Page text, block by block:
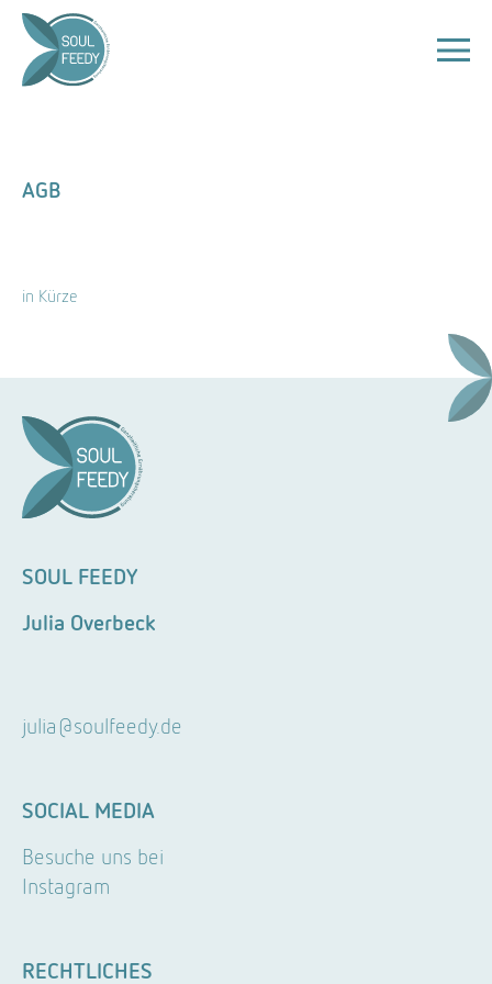
AGB
in Kürze
SOUL FEEDY
Julia Overbeck
julia@soulfeedy.de
SOCIAL MEDIA
Besuche uns bei
Instagram
RECHTLICHES